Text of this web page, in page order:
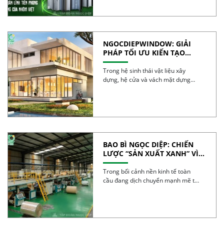
NGOCDIEPWINDOW: GIẢI
PHÁP TỐI ƯU KIẾN TẠO
CÔNG TRÌNH XANH
Trong hệ sinh thái vật liệu xây
dựng, hệ cửa và vách mặt dựng
BAO BÌ NGỌC DIỆP: CHIẾN
LƯỢC “SẢN XUẤT XANH” VÌ
TƯƠNG LAI BỀN VỮNG
Trong bối cảnh nền kinh tế toàn
cầu đang dịch chuyển mạnh mẽ từ